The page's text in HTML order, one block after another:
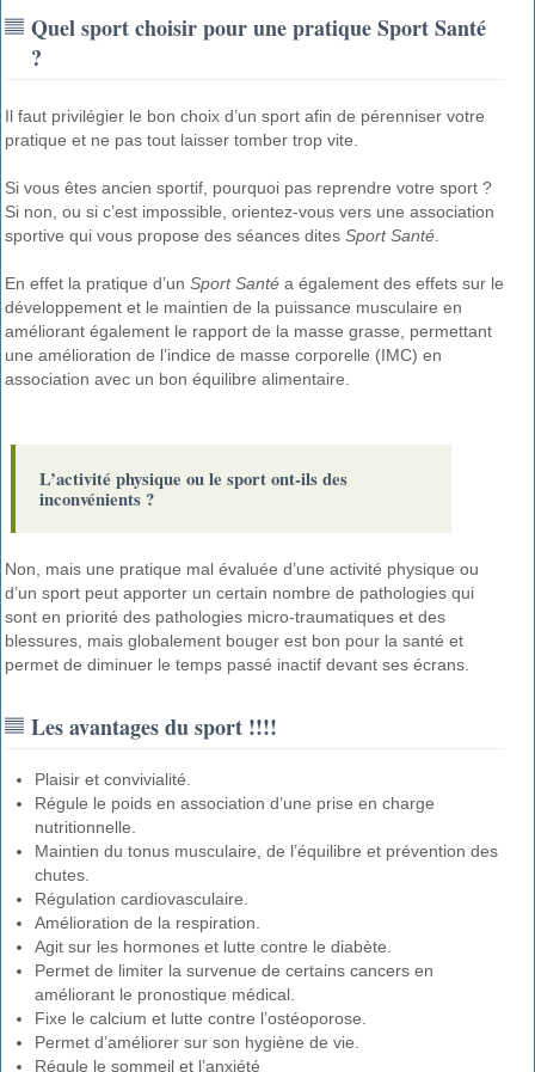
Quel sport choisir pour une pratique Sport Santé
?
Il faut privilégier le bon choix d’un sport afin de pérenniser votre
pratique et ne pas tout laisser tomber trop vite.
Si vous êtes ancien sportif, pourquoi pas reprendre votre sport ?
Si non, ou si c’est impossible, orientez-vous vers une association
sportive qui vous propose des séances ditesSport Santé
En effet la pratique d’unSport Santé a également des effets sur le
développement et le maintien de la puissance musculaire en
améliorant également le rapport de la masse grasse, permettant
une amélioration de l’indice de masse corporelle (IMC) en
association avec un bon équilibre alimentaire.
L’activité physique ou le sport ont-ils des
inconvénients ?
Non, mais une pratique mal évaluée d’une activité physique ou
d’un sport peut apporter un certain nombre de pathologies qui
sont en priorité des pathologies micro-traumatiques et des
blessures, mais globalement bouger est bon pour la santé et
permet de diminuer le temps passé inactif devant ses écrans.
Les avantages du sport !!!!
Plaisir et convivialité.
Régule le poids en association d’une prise en charge
nutritionnelle.
Maintien du tonus musculaire, de l’équilibre et prévention des
chutes.
Régulation cardiovasculaire.
Amélioration de la respiration.
Agit sur les hormones et lutte contre le diabète.
Permet de limiter la survenue de certains cancers en
améliorant le pronostique médical.
Fixe le calcium et lutte contre l’ostéoporose.
Permet d’améliorer sur son hygiène de vie.
Régule le sommeil et l’anxiété